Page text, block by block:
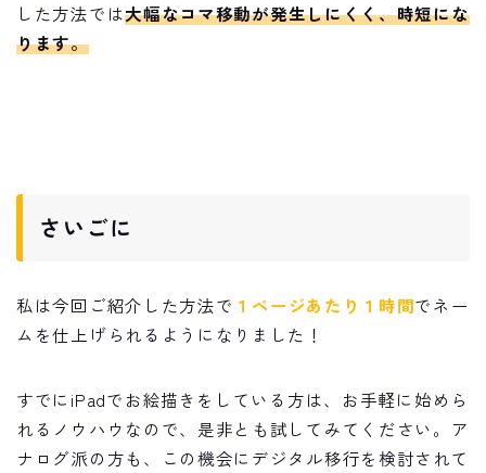
した方法では大幅なコマ移動が発生しにくく、時短にな
ります。
さいごに
私は今回ご紹介した方法で １ページあたり１時間でネー
ムを仕上げられるようになりました！
すでにiPadでお絵描きをしている方は、お手軽に始めら
れるノウハウなので、是非とも試してみてください。ア
ナログ派の方も、この機会にデジタル移行を検討されて